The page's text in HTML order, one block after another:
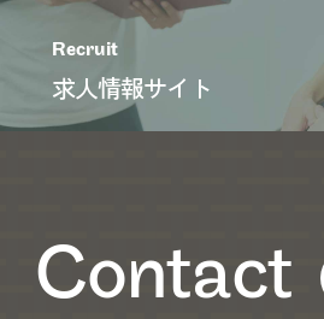
Recruit
求人情報サイト
Contact